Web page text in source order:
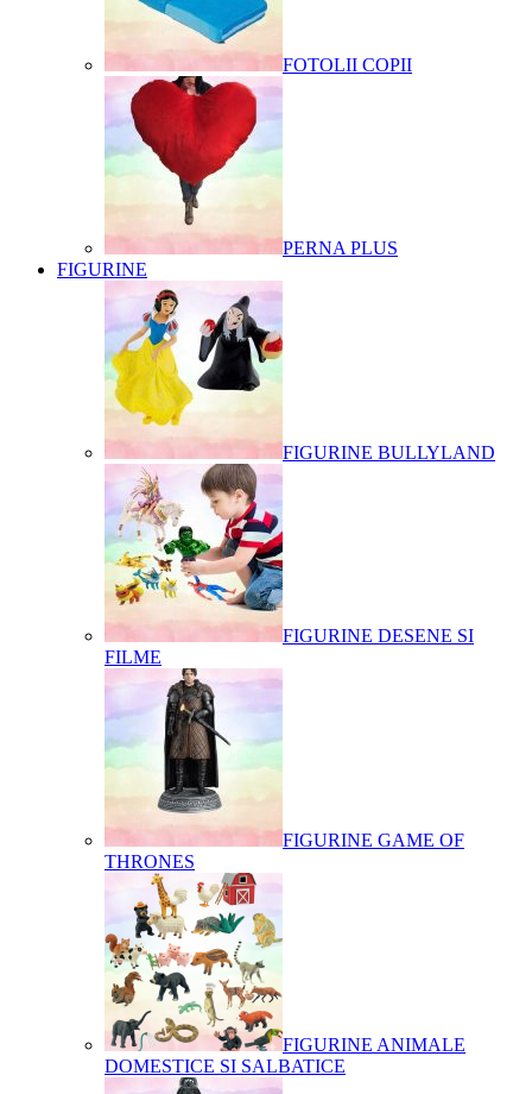
FOTOLII COPII
PERNA PLUS
FIGURINE
FIGURINE BULLYLAND
FIGURINE DESENE SI
FILME
FIGURINE GAME OF
THRONES
FIGURINE ANIMALE
DOMESTICE SI SALBATICE